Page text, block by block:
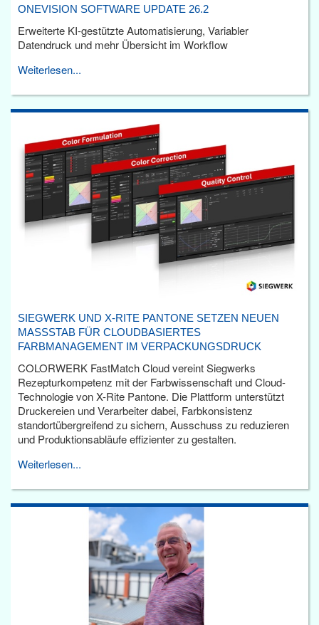
ONEVISION SOFTWARE UPDATE 26.2
Erweiterte KI-gestützte Automatisierung, Variabler
Datendruck und mehr Übersicht im Workflow
Weiterlesen...
SIEGWERK UND X-RITE PANTONE SETZEN NEUEN
MASSSTAB FÜR CLOUDBASIERTES F
ARBMANAGEMENT IM VERPACKUNGSDRUCK
COLORWERK FastMatch Cloud vereint Siegwerks
Rezepturkompetenz mit der Farbwissenschaft und Cloud-
Technologie von X-Rite Pantone. Die Plattform unterstützt
Druckereien und Verarbeiter dabei, Farbkonsistenz
standortübergreifend zu sichern, Ausschuss zu reduzieren
und Produktionsabläufe effizienter zu gestalten.
Weiterlesen...